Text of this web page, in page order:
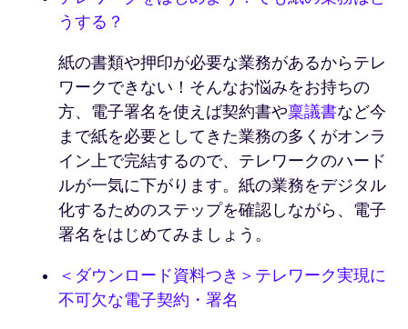
うする？
紙の書類や押印が必要な業務があるからテレ
ワークできない！そんなお悩みをお持ちの
方、電子署名を使えば契約書や稟議書など今
まで紙を必要としてきた業務の多くがオンラ
イン上で完結するので、テレワークのハード
ルが一気に下がります。紙の業務をデジタル
化するためのステップを確認しながら、電子
署名をはじめてみましょう。
＜ダウンロード資料つき＞テレワーク実現に
不可欠な電子契約・署名